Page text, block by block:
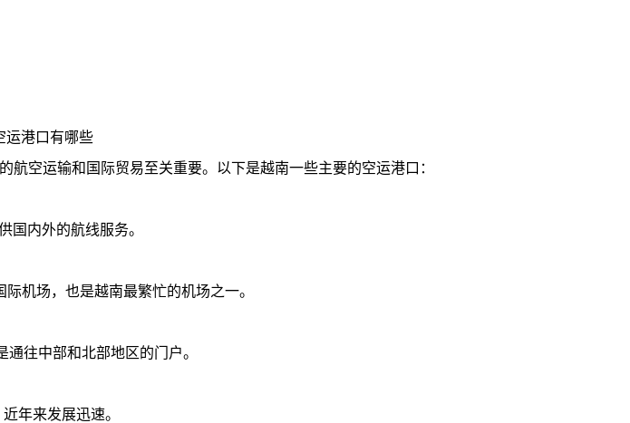
空运输和国际贸易至关重要。以下是越南一些主要的空运港口：
国内外的航线服务。
际机场，也是越南最繁忙的机场之一。
通往中部和北部地区的门户。
年来发展迅速。